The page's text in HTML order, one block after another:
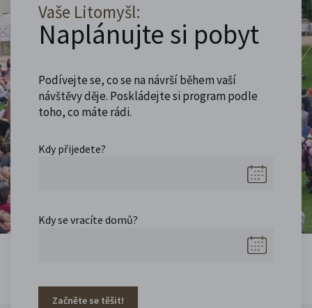
Vaše Litomyšl:
Naplánujte si pobyt
Podívejte se, co se na návrší během vaší
návštěvy děje. Poskládejte si program podle
toho, co máte rádi.
Kdy přijedete?
Kdy se vracíte domů?
Začněte se těšit!